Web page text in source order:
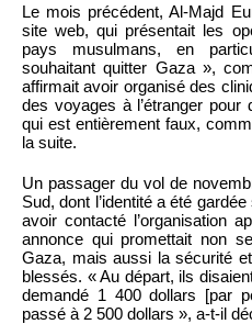
Le mois précédent, Al-Majd
site web, qui présentait les
pays musulmans, en
souhaitant quitter Gaza »,
affirmait avoir organisé des
des voyages à l’étranger
qui est entièrement faux,
la suite.
Un passager du vol de
Sud, dont l’identité a été
avoir contacté l’organisation
annonce qui promettait non
Gaza, mais aussi la sécurité
blessés. « Au départ, ils
demandé 1 400 dollars [par
passé à 2 500 dollars », a-t-il